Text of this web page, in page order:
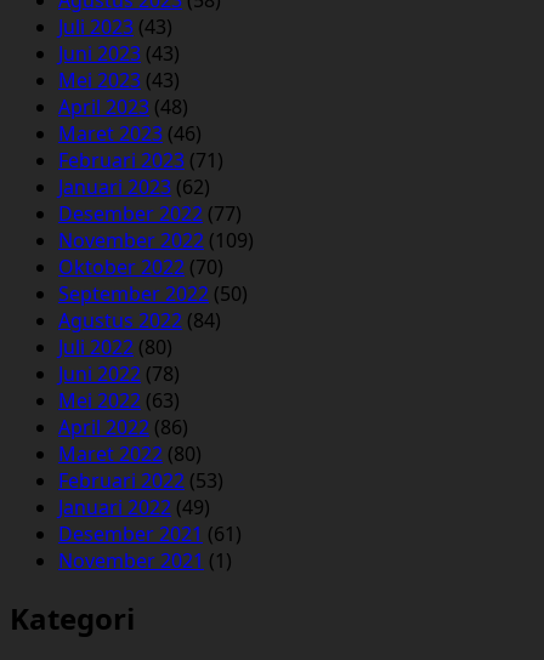
Juli 2023 (43)
Juni 2023 (43)
Mei 2023 (43)
April 2023 (48)
Maret 2023 (46)
Februari 2023 (71)
Januari 2023 (62)
Desember 2022 (77)
November 2022 (109)
Oktober 2022 (70)
September 2022 (50)
Agustus 2022 (84)
Juli 2022 (80)
Juni 2022 (78)
Mei 2022 (63)
April 2022 (86)
Maret 2022 (80)
Februari 2022 (53)
Januari 2022 (49)
Desember 2021 (61)
November 2021 (1)
Kategori